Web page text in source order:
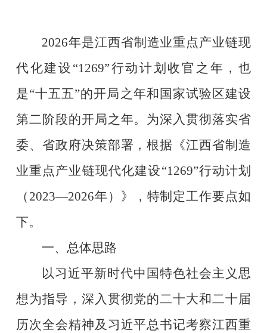
2026年是江西省制造业重点产业链现
代化建设 “1269”行动计划收官之年，也
是“十五五”的开局之年和国家试验区建设
第二阶段的开局之年。为深入贯彻落实省
委、省政府决策部署，根据《江西省制造
业重点产业链现代化建设“1269”行动计划
（ 2023—2026年）》，特制定工作要点如
下。
一、总体思路
以习近平新时代中国特色社会主义思
想为指导，深入贯彻党的二十大和二十届
历次全会精神及习近平总书记考察江西重